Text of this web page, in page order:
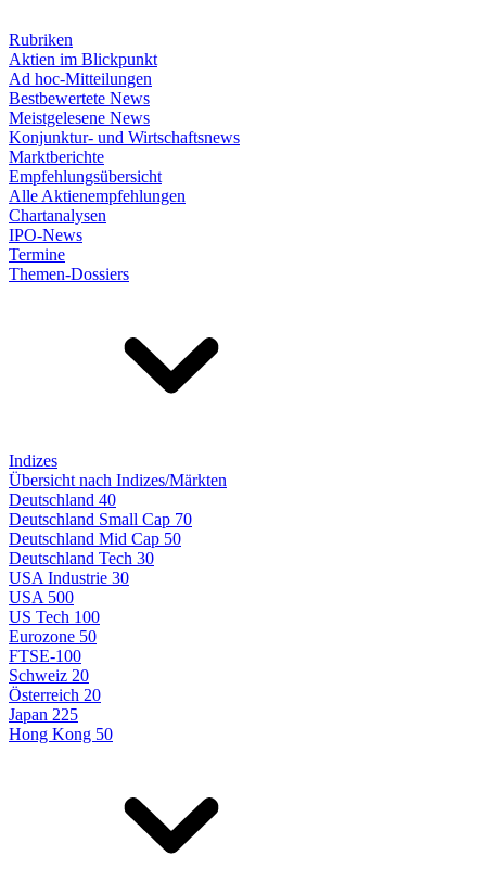
Rubriken
Aktien im Blickpunkt
Ad hoc-Mitteilungen
Bestbewertete News
Meistgelesene News
Konjunktur- und Wirtschaftsnews
Marktberichte
Empfehlungsübersicht
Alle Aktienempfehlungen
Chartanalysen
IPO-News
Termine
Themen-Dossiers
Indizes
Übersicht nach Indizes/Märkten
Deutschland 40
Deutschland Small Cap 70
Deutschland Mid Cap 50
Deutschland Tech 30
USA Industrie 30
USA 500
US Tech 100
Eurozone 50
FTSE-100
Schweiz 20
Österreich 20
Japan 225
Hong Kong 50